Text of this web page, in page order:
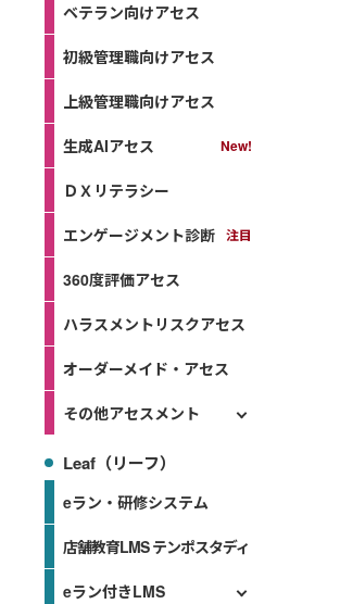
ベテラン向けアセス
初級管理職向けアセス
上級管理職向けアセス
生成AIアセス
ＤＸリテラシー
エンゲージメント診断
360度評価アセス
ハラスメントリスクアセス
オーダーメイド・アセス
その他アセスメント
Leaf（リーフ）
eラン・研修システム
店舗教育LMS テンポスタディ
eラン付きLMS